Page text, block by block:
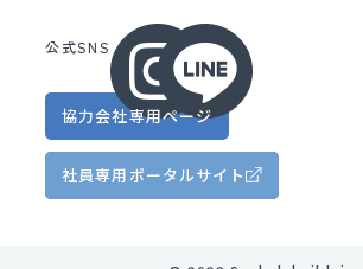
公式SNS
協力会社専用ページ
社員専用 ポータルサイト